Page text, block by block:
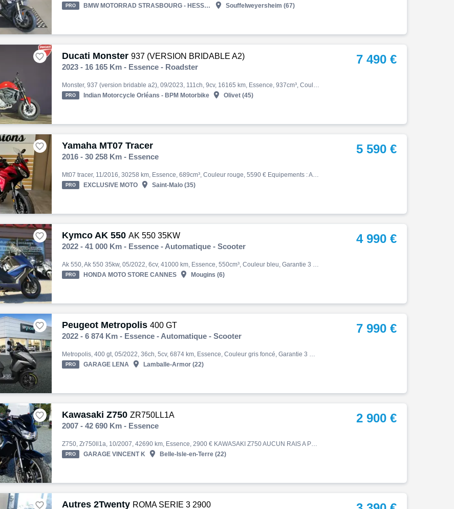
PRO BMW MOTORRAD STRASBOURG - HESS AUTOMOBILE  Souffelweyersheim (67)
Ducati Monster 937 (VERSION BRIDABLE A2)

2023 - 16 165 Km - Essence - Roadster
Monster, 937 (version bridable a2), 09/2023, 111ch, 9cv, 16165 km, Essence, 937cm³, Couleur rouge, Garantie 3 mois, 7490 € Equipements : Ducati Red|ABS|Accélérateur électronique|Antidémarrage électronique|Antipatinage|Anti-wheeling|Bequille latérale|Commande ordinateur de bord a…
PRO Indian Motorcycle Orléans - BPM Motorbike  Olivet (45)
7 490 €
Yamaha MT07 Tracer

2016 - 30 258 Km - Essence
Mt07 tracer, 11/2016, 30258 km, Essence, 689cm³, Couleur rouge, 5590 € Equipements : ABS,Poignées chauffantes,Bulle réglable,Tampons pare carters,Top case 2 casques,Démarches administratives sur place,Financement & Assurance possibles ,Prix hors frais de préparation,Entretien à …
PRO EXCLUSIVE MOTO  Saint-Malo (35)
5 590 €
Kymco AK 550 AK 550 35KW

2022 - 41 000 Km - Essence - Automatique - Scooter
Ak 550, Ak 550 35kw, 05/2022, 6cv, 41000 km, Essence, 550cm³, Couleur bleu, Garantie 3 mois, 4990 €
PRO HONDA MOTO STORE CANNES  Mougins (6)
4 990 €
Peugeot Metropolis 400 GT

2022 - 6 874 Km - Essence - Automatique - Scooter
Metropolis, 400 gt, 05/2022, 36ch, 5cv, 6874 km, Essence, Couleur gris foncé, Garantie 3 mois, 7990 €
PRO GARAGE LENA  Lamballe-Armor (22)
7 990 €
Kawasaki Z750 ZR750LL1A

2007 - 42 690 Km - Essence
Z750, Zr750ll1a, 10/2007, 42690 km, Essence, 2900 € KAWASAKI Z750 AUCUN RAIS A PREVOIR TRES BON ETAT PNEUS NEUFS VISIBLE SUR PLACE GARAGE VINCENT K ZA DE KERBOL 22810 BELLE ISLE EN TERRE OUVERT DU LUNDI AU SAMEDI
PRO GARAGE VINCENT K  Belle-Isle-en-Terre (22)
2 900 €
Autres 2Twenty ROMA SERIE 3 2900
